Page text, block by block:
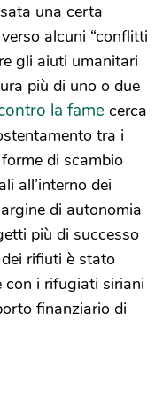
una certa
alcuni “conflitti
gli aiuti umanitari
più di uno o due
la fame cerca
tra i
di scambio
all’interno dei
di autonomia
più di successo
rifiuti è stato
con i rifugiati siriani
finanziario di